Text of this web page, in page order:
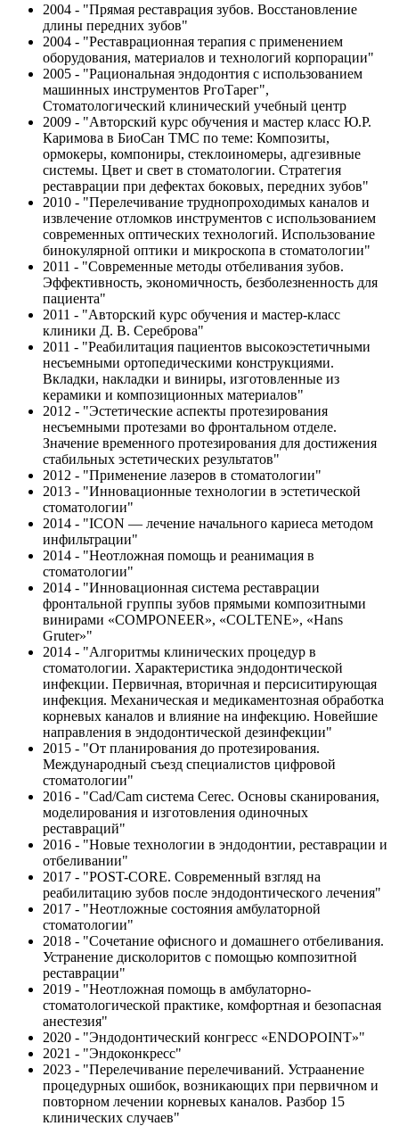
2004 - "Прямая реставрация зубов. Восстановление
длины передних зубов"
2004 - "Реставрационная терапия с применением
оборудования, материалов и технологий корпорации"
2005 - "Рациональная эндодонтия с использованием
машинных инструментов РгоТарег",
Стоматологический клинический учебный центр
2009 - "Авторский курс обучения и мастер класс Ю.Р.
Каримова в БиоСан ТМС по теме: Композиты,
ормокеры, компониры, стеклоиномеры, адгезивные
системы. Цвет и свет в стоматологии. Стратегия
реставрации при дефектах боковых, передних зубов"
2010 - "Перелечивание труднопроходимых каналов и
извлечение отломков инструментов с использованием
современных оптических технологий. Использование
бинокулярной оптики и микроскопа в стоматологии"
2011 - "Современные методы отбеливания зубов.
Эффективность, экономичность, безболезненность для
пациента"
2011 - "Авторский курс обучения и мастер-класс
клиники Д. В. Сереброва"
2011 - "Реабилитация пациентов высокоэстетичными
несъемными ортопедическими конструкциями.
Вкладки, накладки и виниры, изготовленные из
керамики и композиционных материалов"
2012 - "Эстетические аспекты протезирования
несъемными протезами во фронтальном отделе.
Значение временного протезирования для достижения
стабильных эстетических результатов"
2012 - "Применение лазеров в стоматологии"
2013 - "Инновационные технологии в эстетической
стоматологии"
2014 - "ICON — лечение начального кариеса методом
инфильтрации"
2014 - "Неотложная помощь и реанимация в
стоматологии"
2014 - "Инновационная система реставрации
фронтальной группы зубов прямыми композитными
винирами «COMPONEER», «COLTENE», «Hans
Gruter»"
2014 - "Алгоритмы клинических процедур в
стоматологии. Характеристика эндодонтической
инфекции. Первичная, вторичная и персиситирующая
инфекция. Механическая и медикаментозная обработка
корневых каналов и влияние на инфекцию. Новейшие
направления в эндодонтической дезинфекции"
2015 - "От планирования до протезирования.
Международный съезд специалистов цифровой
стоматологии"
2016 - "Cad/Cam система Cerec. Основы сканирования,
моделирования и изготовления одиночных
реставраций"
2016 - "Новые технологии в эндодонтии, реставрации и
отбеливании"
2017 - "POST-CORE. Современный взгляд на
реабилитацию зубов после эндодонтического лечения"
2017 - "Неотложные состояния амбулаторной
стоматологии"
2018 - "Сочетание офисного и домашнего отбеливания.
Устранение дисколоритов с помощью композитной
реставрации"
2019 - "Неотложная помощь в амбулаторно-
стоматологической практике, комфортная и безопасная
анестезия"
2020 - "Эндодонтический конгресс «ENDOPOINT»"
2021 - "Эндоконкресс"
2023 - "Перелечивание перелечиваний. Устраанение
процедурных ошибок, возникающих при первичном и
повторном лечении корневых каналов. Разбор 15
клинических случаев"